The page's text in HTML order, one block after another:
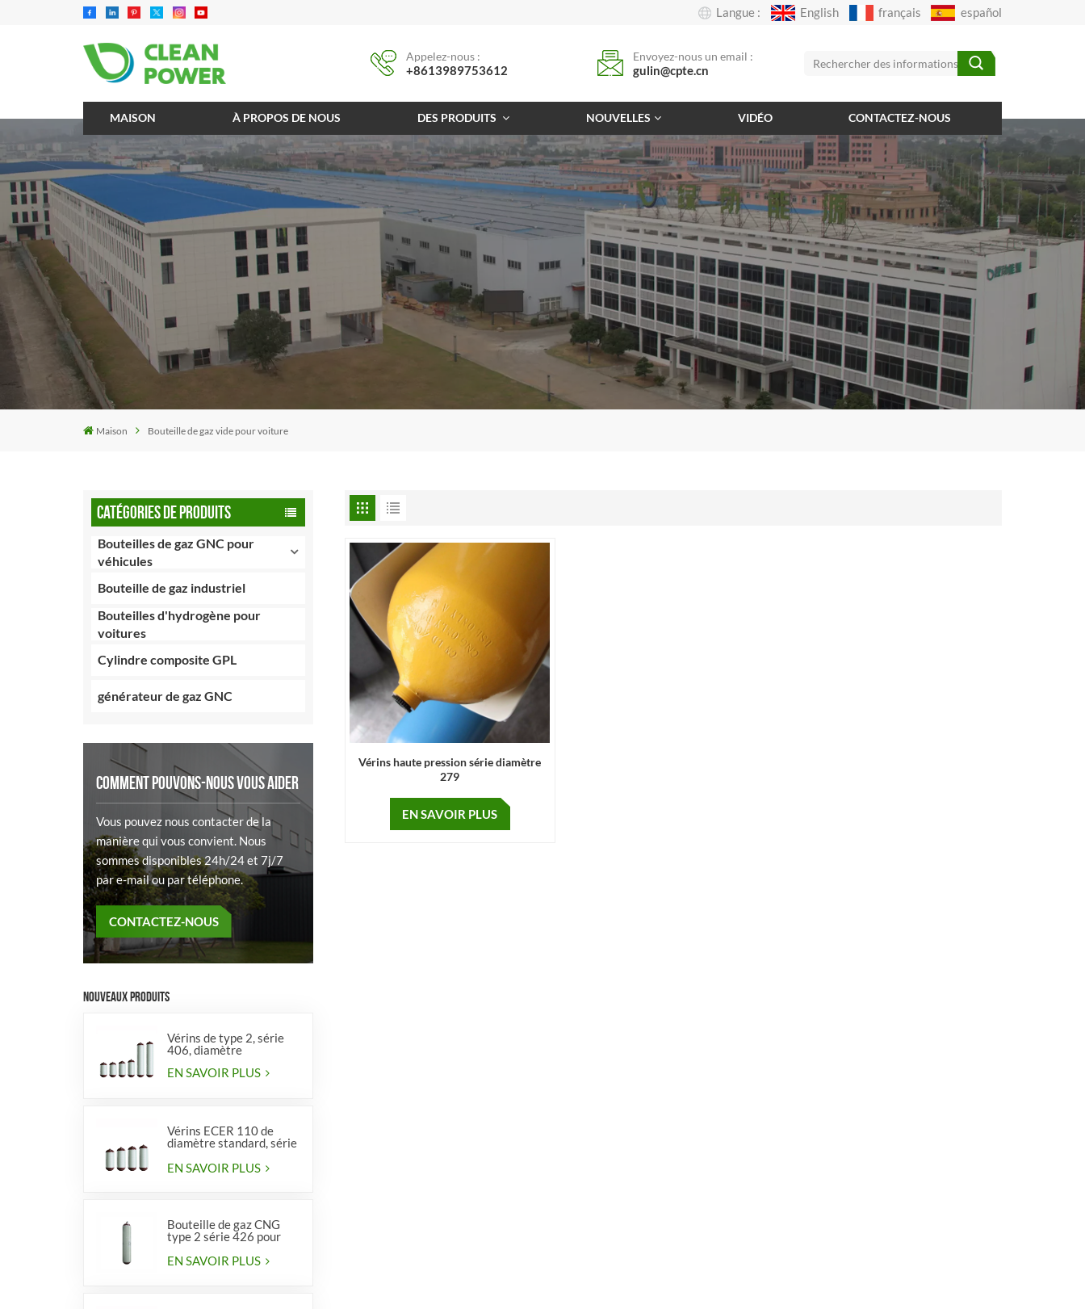
Langue : English français español
Appelez-nous :
+8613989753612
Envoyez-nous un email :
gulin@cpte.cn
MAISON À PROPOS DE NOUS DES PRODUITS NOUVELLES VIDÉO CONTACTEZ-NOUS
Maison Bouteille de gaz vide pour voiture
CATÉGORIES DE PRODUITS
Bouteilles de gaz GNC pour
véhicules
Bouteille de gaz industriel
Bouteilles d'hydrogène pour
voitures
Cylindre composite GPL
générateur de gaz GNC
COMMENT POUVONS-NOUS VOUS AIDER
Vous pouvez nous contacter de la
manière qui vous convient. Nous
sommes disponibles 24h/24 et 7j/7
par e-mail ou par téléphone.
CONTACTEZ-NOUS
NOUVEAUX PRODUITS
Vérins de type 2, série
406, diamètre
EN SAVOIR PLUS
Vérins ECER 110 de
diamètre standard, série
EN SAVOIR PLUS
Bouteille de gaz CNG
type 2 série 426 pour
véhicules
EN SAVOIR PLUS
Vérins haute pression série diamètre
279
EN SAVOIR PLUS